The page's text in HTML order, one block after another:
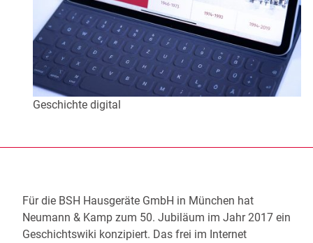
Geschichte digital
Für die BSH Hausgeräte GmbH in München hat
Neumann & Kamp zum 50. Jubiläum im Jahr 2017 ein
Geschichtswiki konzipiert. Das frei im Internet